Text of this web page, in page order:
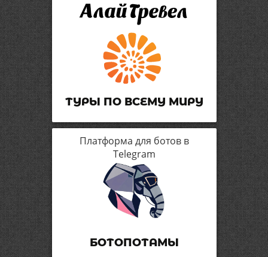
ТУРЫ ПО ВСЕМУ МИРУ
Платформа для ботов в
Telegram
БОТОПОТАМЫ